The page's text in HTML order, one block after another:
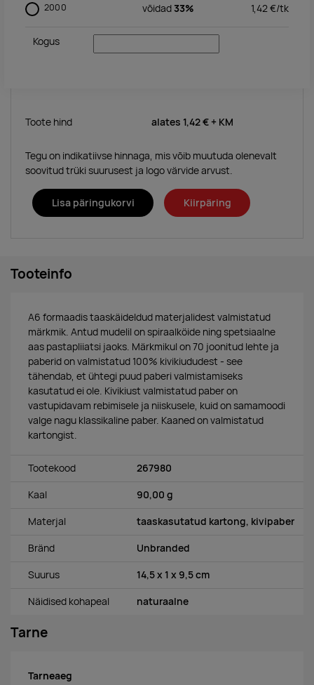
2000 võidad 33% 1,42€/tk
Kogus
Toote hind alates 1,42 € + KM
Tegu on indikatiivse hinnaga, mis võib muutuda olenevalt
soovitud trüki suurusest ja logo värvide arvust.
Lisa päringukorvi Kiirpäring
Tooteinfo
A6 formaadis taaskäideldud materjalidest valmistatud
märkmik. Antud mudelil on spiraalköide ning spetsiaalne
aas pastapliiatsi jaoks. Märkmikul on 70 joonitud lehte ja
paberid on valmistatud 100% kivikiududest - see
tähendab, et ühtegi puud paberi valmistamiseks
kasutatud ei ole. Kivikiust valmistatud paber on
vastupidavam rebimisele ja niiskusele, kuid on samamoodi
valge nagu klassikaline paber. Kaaned on valmistatud
kartongist.
Tootekood 267980
Kaal 90,00 g
Materjal taaskasutatud kartong, kivipaber
Bränd Unbranded
Suurus 14,5 x 1 x 9,5 cm
Näidised kohapeal naturaalne
Tarne
Tarneaeg